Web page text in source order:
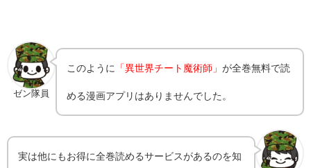
ゼン隊員
このように 「異世界チート魔術師」が全巻無料で読
める漫画アプリはありませんでした。
実は他にもお得に全巻読めるサービスがあるのを知